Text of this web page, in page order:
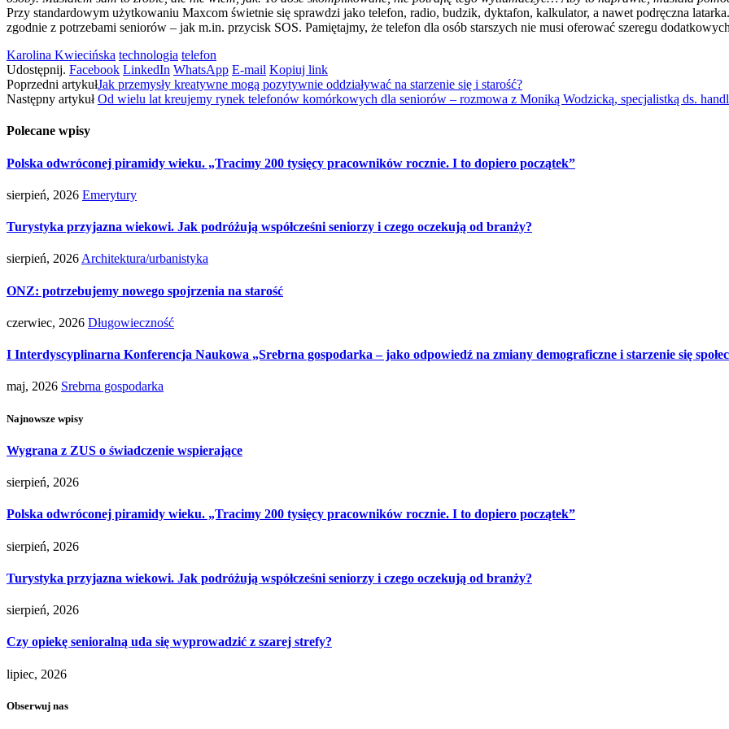
Przy standardowym użytkowaniu Maxcom świetnie się sprawdzi jako telefon, radio, budzik, dyktafon, kalkulator, a nawet podręczna
zgodnie z potrzebami seniorów – jak m.in. przycisk SOS. Pamiętajmy, że telefon dla osób starszych nie musi oferować szeregu
Karolina Kwiecińska technologia telefon
Udostępnij. Facebook LinkedIn WhatsApp E-mail Kopiuj link
Poprzedni artykułJak przemysły kreatywne mogą pozytywnie oddziaływać na starzenie się i starość?
Następny artykułOd wielu lat kreujemy rynek telefonów komórkowych dla seniorów – rozmowa z Moniką Wodzicką, specjalistką ds.
Polecane wpisy
Polska odwróconej piramidy wieku. „Tracimy 200 tysięcy pracowników rocznie. I to dopiero początek”
sierpień, 2026 Emerytury
Turystyka przyjazna wiekowi. Jak podróżują współcześni seniorzy i czego oczekują od branży?
sierpień, 2026 Architektura/urbanistyka
ONZ: potrzebujemy nowego spojrzenia na starość
czerwiec, 2026 Długowieczność
I Interdyscyplinarna Konferencja Naukowa „Srebrna gospodarka – jako odpowiedź na zmiany demograficzne i starzenie się
maj, 2026 Srebrna gospodarka
Najnowsze wpisy
Wygrana z ZUS o świadczenie wspierające
sierpień, 2026
Polska odwróconej piramidy wieku. „Tracimy 200 tysięcy pracowników rocznie. I to dopiero początek”
sierpień, 2026
Turystyka przyjazna wiekowi. Jak podróżują współcześni seniorzy i czego oczekują od branży?
sierpień, 2026
Czy opiekę senioralną uda się wyprowadzić z szarej strefy?
lipiec, 2026
Obserwuj nas